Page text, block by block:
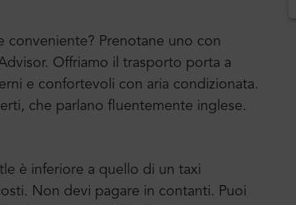
conveniente? Prenotane uno con
Offriamo il trasporto porta a
e confortevoli con aria condizionata.
che parlano fluentemente inglese.
è inferiore a quello di un taxi
Non devi pagare in contanti. Puoi